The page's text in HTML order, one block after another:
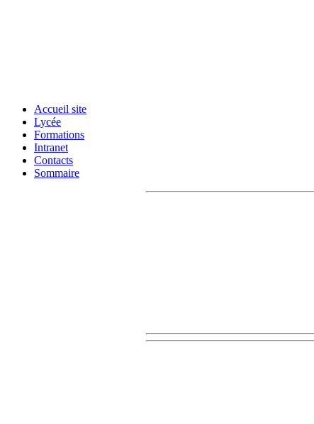
Accueil site
Lycée
Formations
Intranet
Contacts
Sommaire